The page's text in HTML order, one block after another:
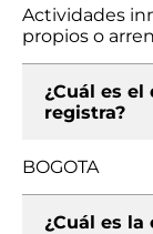
Actividades
propios o
¿Cuál es
registra?
BOGOTA
¿Cuál es